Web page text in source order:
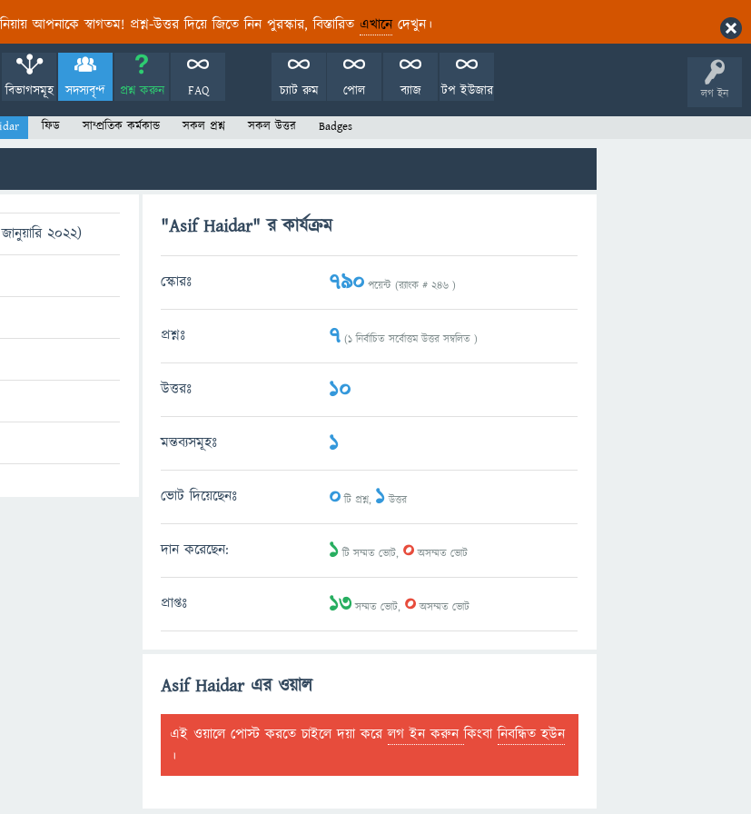
আপনাকে স্বাগতম! প্রশ্ন-উত্তর দিয়ে জিতে নিন পুরস্কার, বিস্তারিত এখানেদেখুন।
লগ ইন
বিভাগসমূহ সদস্যবৃন্দ প্রশ্ন করুন FAQ টপ ইউজার
ব্যাজ
পোল
চ্যাট রুম
ফিড সাম্প্রতিক কর্মকান্ড সকল প্রশ্ন সকল উত্তর Badges
2022) "Asif Haidar" র কার্যক্রম
স্কোরঃ 790 পয়েন্ট (র‌্যাংক #246 )
প্রশ্নঃ 7 (1নির্বাচিত সর্বোত্তম উত্তর সম্বলিত )
উত্তরঃ 10
মন্তব্যসমূহঃ 1
ভোট দিয়েছেনঃ 0টি প্রশ্ন, 1উত্তর
দান করেছেন: 1টি সম্মত ভোট, 0অসম্মত ভোট
প্রাপ্তঃ 13সম্মত ভোট, 0অসম্মত ভোট
Asif Haidar এর ওয়াল
এই ওয়ালে পোস্ট করতে চাইলে দয়া করেলগ ইন করুনকিংবানিবন্ধিত হউন
।